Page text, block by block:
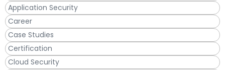
Application Security
Career
Case Studies
Certification
Cloud Security